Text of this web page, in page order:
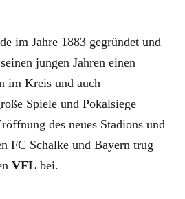
im Jahre 1883 gegründet und
jungen Jahren einen
im Kreis und auch
Spiele und Pokalsiege
des neues Stadions und
FC Schalke und Bayern trug
VFL bei.